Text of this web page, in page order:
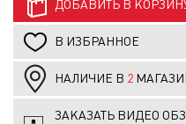
ДОБАВИТЬ В
В ИЗБРАННОЕ
НАЛИЧИЕ В 2
ЗАКАЗАТЬ ВИДЕО